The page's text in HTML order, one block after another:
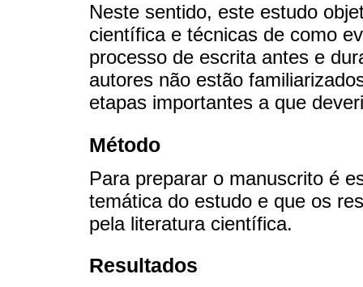
Neste sentido, este estudo
científica e técnicas de como
processo de escrita antes e
autores não estão
etapas importantes a que
Método
Para preparar o manuscrito é
temática do estudo e que os
pela literatura científica.
Resultados